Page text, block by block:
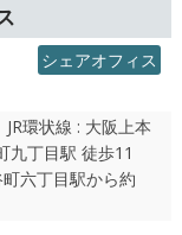
シェアオフィス
環状線 : 大阪上本
九丁目駅 徒歩11
六丁目駅から約